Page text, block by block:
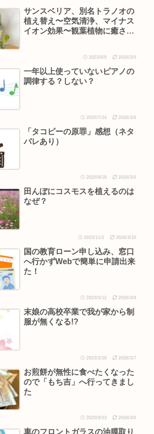
サンスベリア、別名トラノオの
植え替え〜空気清浄、マイナス
イオン効果〜観葉植物に癒され
2023/6/9 2026/3/9
一年以上使っていないピアノの
調律する？しない？
2025/7/24 2026/3/6
「タコピーの原罪」感想（ネタ
バレあり）
2025/8/18 2026/3/6
田んぼにコスモスを植えるのは
なぜ？
2023/11/2 2026/3/10
国の教育ローン申し込み、窓口
へ行かずWebで簡単に申請出来
た！
2023/5/12 2026/3/8
末娘の高校卒業で我が家から制
服が無くなる!?
2023/2/28 2026/3/7
お煎餅が無性に食べたくなった
ので「もち吉」へ行ってきまし
た
2025/9/23 2026/3/6
車のフロントガラスの油膜取り